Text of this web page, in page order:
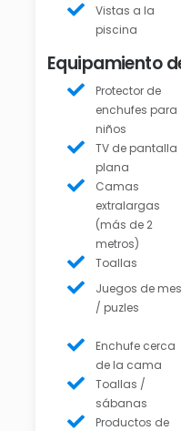
Vistas a la
piscina
Equipamiento
Protector de
enchufes para
niños
TV de pantalla
plana
Camas
extralargas
(más de 2
metros)
Toallas
Juegos de
/ puzles
Enchufe cerca
de la cama
Toallas /
sábanas
Productos de